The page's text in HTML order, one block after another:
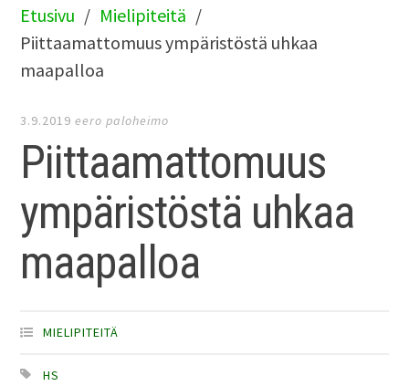
Etusivu
Mielipiteitä
Piittaamattomuus ympäristöstä uhkaa
maapalloa
3.9.2019 eero paloheimo
Piittaamattomuus
ympäristöstä uhkaa
maapalloa
MIELIPITEITÄ
HS